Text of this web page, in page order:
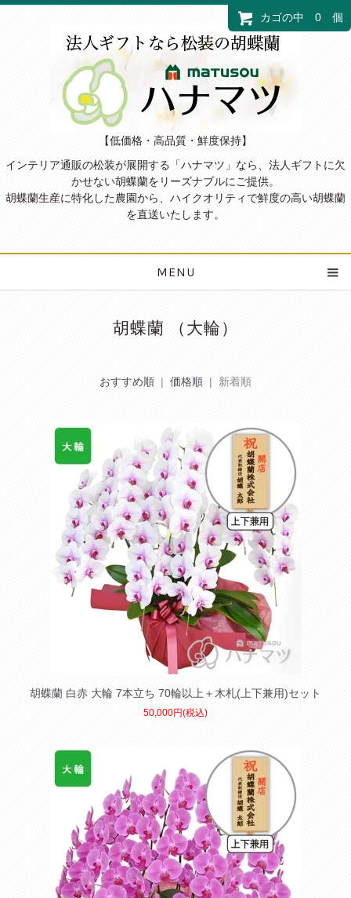
カゴの中 0 個
【低価格・高品質・鮮度保持】
インテリア通販の松装が展開する「ハナマツ」なら、法人ギフトに欠
かせない胡蝶蘭をリーズナブルにご提供。
胡蝶蘭生産に特化した農園から、ハイクオリティで鮮度の高い胡蝶蘭
を直送いたします。
MENU
胡蝶蘭 （大輪）
おすすめ順 | 価格順 | 新着順
胡蝶蘭 白赤 大輪 7本立ち 70輪以上＋木札(上下兼用)セット
50,000円(税込)